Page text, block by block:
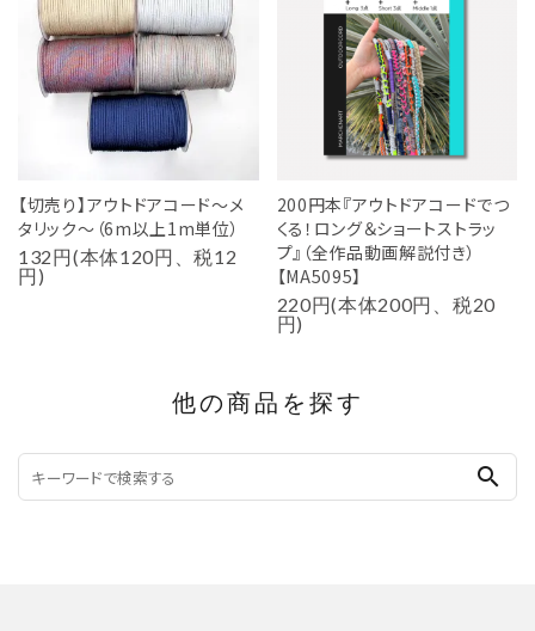
【切売り】アウトドアコード～メ
タリック～（6m以上1m単位）
132円(本体120円、税12
円)
200円本『アウトドアコードでつ
くる！ロング＆ショートストラッ
プ』（全作品動画解説付き）
【MA5095】
220円(本体200円、税20
円)
他の商品を探す
search